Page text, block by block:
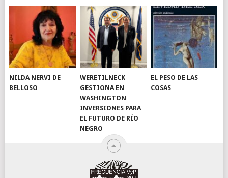
NILDA NERVI DE
BELLOSO
WERETILNECK
GESTIONA EN
WASHINGTON
INVERSIONES PARA
EL FUTURO DE RÍO
NEGRO
EL PESO DE LAS
COSAS